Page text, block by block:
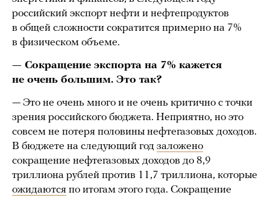
российский экспорт нефти и нефтепродуктов
в общей сложности сократится примерно на 7%
в физическом объеме.
— Сокращение экспорта на 7% кажется
не очень большим. Это так?
— Это не очень много и не очень критично с точки
зрения российского бюджета. Неприятно, но это
совсем не потеря половины нефтегазовых доходов.
В бюджете на следующий год заложено
сокращение нефтегазовых доходов до 8,9
триллиона рублей против 11,7 триллиона, которые
ожидаются по итогам этого года. Сокращение